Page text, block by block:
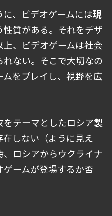
、ビデオゲームには現
性質がある。それをデザ
、ビデオゲームは社会
ない。そこで大切なの
をプレイし、視野を広
テーマとしたロシア製
しない（ように見え
ロシアからウクライナ
ームが登場するか否